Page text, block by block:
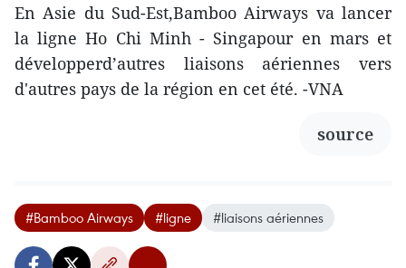
En Asie du Sud-Est,Bamboo Airways va lancer
la ligne Ho Chi Minh - Singapour en mars et
développerd’autres liaisons aériennes vers
d'autres pays de la région en cet été. -VNA
source
#Bamboo Airways #ligne #liaisons aériennes